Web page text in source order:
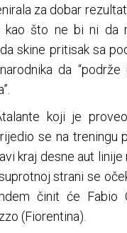
za dobar
kao što ne bi ni da
skine pritisak sa
da
koji je
se na treningu
kraj desne aut linije
strani se
činit će Fabio
(Fiorentina).